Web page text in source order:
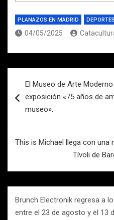
PLANAZOS EN MADRID DEPORTES
04/05/2025
de
entradas
El Museo de Arte
exposición «75 años de
museo».
This is Michael llega con una
Tívoli de
Brunch Electronik regresa a
entre el 23 de agosto y el 13